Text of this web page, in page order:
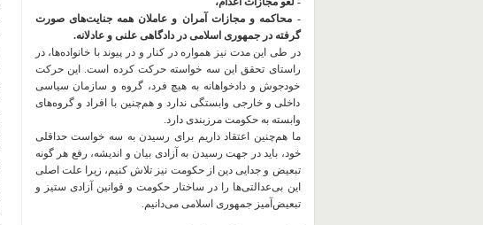
- محاکمه و مجازات آمران و عاملان همه جنایت‌های صورت
گرفته در جمهوری اسلامی در دادگاهی علنی و عادلانه.
در طی این مدت نیز همواره در کنار و در پیوند با خانواده‌ها، در
راستای تحقق این سه خواسته حرکت کرده است. این حرکت
خودجوش و دادخواهانه به هیچ فرد، گروه و سازمان سیاسی
داخلی و خارجی وابستگی ندارد و هم‌چنین با افراد و گروه‌های
وابسته به حکومت مرزبندی دارد.
ما هم‌چنین اعتقاد داریم برای رسیدن به سه خواست حداقلی
خود، باید در جهت رسیدن به آزادی بیان و اندیشه، رفع هر گونه
تبعیض و جدایی دین از حکومت نیز تلاش کنیم، زیرا علت اصلی
این بی‌عدالتی‌ها را در ساختار حکومت و قوانین آزادی ستیز و
تبعیض‌آمیز جمهوری اسلامی می‌دانیم.